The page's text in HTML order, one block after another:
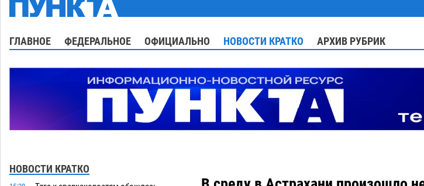
ГЛАВНОЕ ФЕДЕРАЛЬНОЕ ОФИЦИАЛЬНО НОВОСТИ КРАТКО АРХИВ РУБРИК
НОВОСТИ КРАТКО